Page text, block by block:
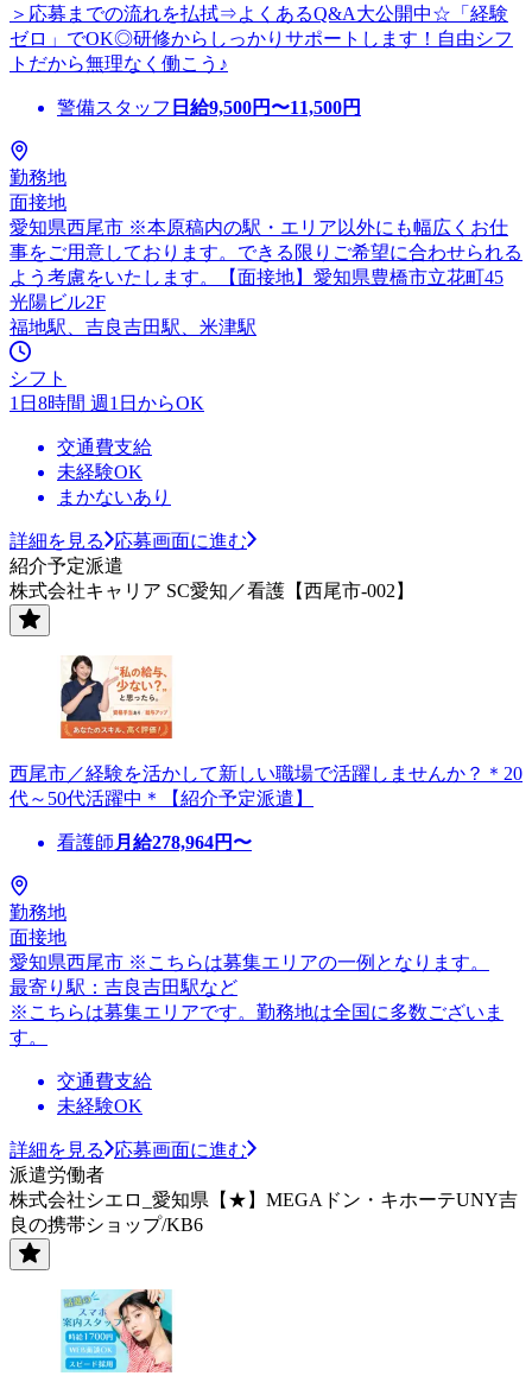
＞応募までの流れを払拭⇒よくあるQ&A大公開中☆「経験
ゼロ」でOK◎研修からしっかりサポートします！自由シフ
トだから無理なく働こう♪
警備スタッフ 日給9,500円〜11,500円
勤務地
面接地
愛知県西尾市 ※本原稿内の駅・エリア以外にも幅広くお仕
事をご用意しております。できる限りご希望に合わせられる
よう考慮をいたします。【面接地】愛知県豊橋市立花町45
光陽ビル2F
福地駅、吉良吉田駅、米津駅
シフト
1日8時間 週1日からOK
交通費支給
未経験OK
まかないあり
詳細を見る
応募画面に進む
紹介予定派遣
株式会社キャリア SC愛知／看護【西尾市-002】
西尾市／経験を活かして新しい職場で活躍しませんか？＊20
代～50代活躍中＊【紹介予定派遣】
看護師 月給278,964円〜
勤務地
面接地
愛知県西尾市 ※こちらは募集エリアの一例となります。
最寄り駅：吉良吉田駅など
※こちらは募集エリアです。勤務地は全国に多数ございま
す。
交通費支給
未経験OK
詳細を見る
応募画面に進む
派遣労働者
株式会社シエロ_愛知県【★】MEGAドン・キホーテUNY吉
良の携帯ショップ/KB6